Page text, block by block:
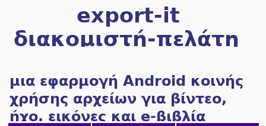
export-it
διακομιστή-πελάτη
μια εφαρμογή Android κοινής
χρήσης αρχείων για βίντεο,
ήχο, εικόνες και e-βιβλία